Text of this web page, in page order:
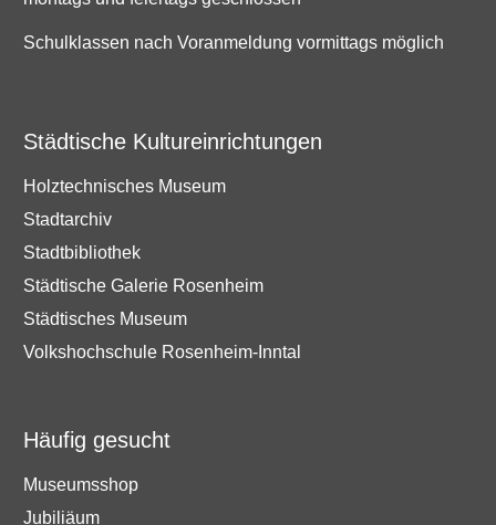
Schulklassen nach Voranmeldung vormittags möglich
Städtische Kultureinrichtungen
Holztechnisches Museum
Stadtarchiv
Stadtbibliothek
Städtische Galerie Rosenheim
Städtisches Museum
Volkshochschule Rosenheim-Inntal
Häufig gesucht
Museumsshop
Jubiliäum